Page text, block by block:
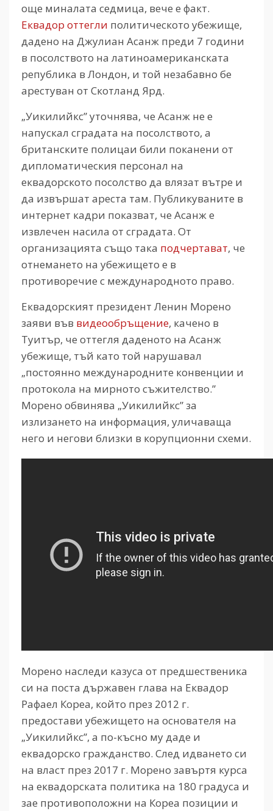
още миналата седмица, вече е факт.
Еквадор оттегли политическото убежище,
дадено на Джулиан Асанж преди 7 години
в посолството на латиноамериканската
република в Лондон, и той незабавно бе
арестуван от Скотланд Ярд.
„Уикилийкс” уточнява, че Асанж не е
напускал сградата на посолството, а
британските полицаи били поканени от
дипломатическия персонал на
еквадорското посолство да влязат вътре и
да извършат ареста там. Публикуваните в
интернет кадри показват, че Асанж е
извлечен насила от сградата. От
организацията също така подчертават, че
отнемането на убежището е в
противоречие с международното право.
Еквадорският президент Ленин Морено
заяви във видеообръщение, качено в
Туитър, че оттегля даденото на Асанж
убежище, тъй като той нарушавал
„постоянно международните конвенции и
протокола на мирното съжителство.”
Морено обвинява „Уикилийкс” за
излизането на информация, уличаваща
него и негови близки в корупционни схеми.
Морено наследи казуса от предшественика
си на поста държавен глава на Еквадор
Рафаел Кореа, който през 2012 г.
предостави убежището на основателя на
„Уикилийкс”, а по-късно му даде и
еквадорско гражданство. След идването си
на власт през 2017 г. Морено завъртя курса
на еквадорската политика на 180 градуса и
зае противоположни на Кореа позиции и